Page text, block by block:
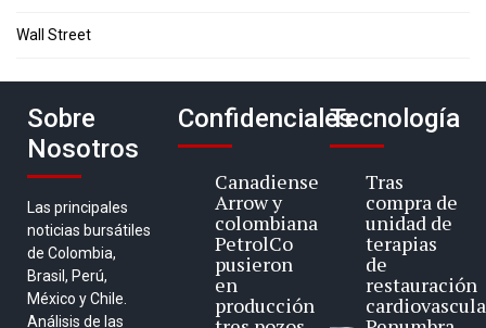
Wall Street
Sobre
Nosotros
Las principales
noticias bursátiles
de Colombia,
Brasil, Perú,
México y Chile.
Análisis de las
Confidenciales
Canadiense
Arrow y
colombiana
PetrolCo
pusieron
en
producción
Tecnología
Tras
compra de
unidad de
terapias
de
restauración